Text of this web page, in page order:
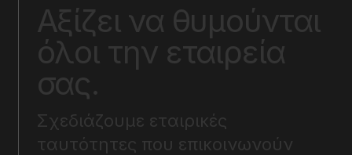
Αξίζει να θυμούνται
όλοι την εταιρεία
σας.
Σχεδιάζουμε εταιρικές
ταυτότητες που επικοινωνούν